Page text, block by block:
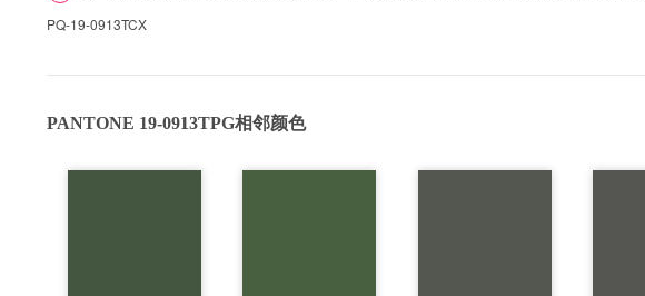
PQ-19-0913TCX
PANTONE 19-0913TPG相邻颜色